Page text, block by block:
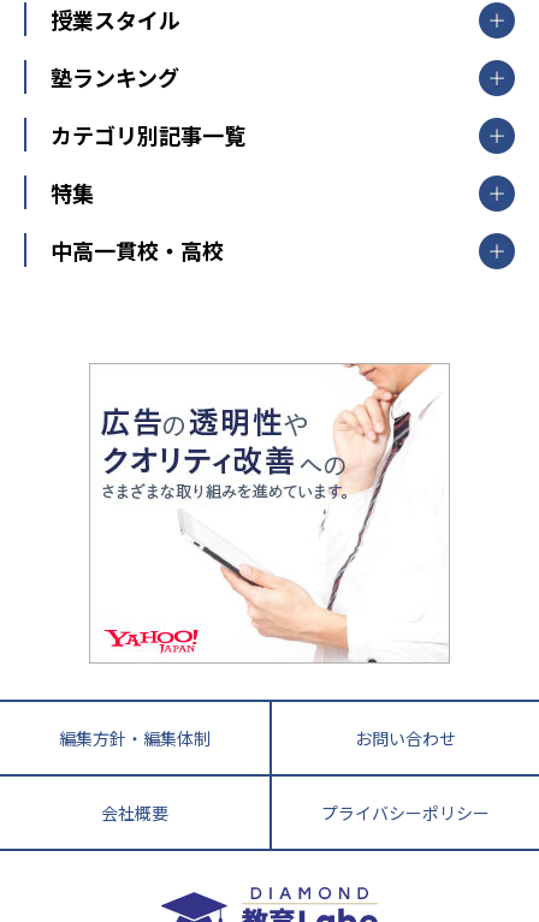
山形県
福島県
関東
東京都
神奈川県
茨城県
栃木県
群馬県
新潟県
中部
愛知県
静岡県
長野県
大阪府
兵庫県 京都府 奈良県
和歌山県
鳥取県
島根県 岡山県 広島県
香川県
高知県
長崎県 熊本県
鹿児島県 沖縄県
【掲載塾一覧を見る】
東京個別指導学院
明光義塾
個別教室のトライ
武田塾
授業スタイル
個別指導
オンライン指導
塾ランキング
中学受験ランキング
カテゴリ別記事一覧
中学受験
大学受験
教育全般
大学受験塾の選び方
中学受験に熱心な市区町村ランキング
小学校受験
家庭教師
特集
開成番長直伝！子どもの受験を成功させる方法
運動と遊びを考える
情報Ⅰ、数学が苦手な人注目！最短距離の学力
アップ法
悩み多き「大学受験」相談室
英語・英会話・英検対策
小学校教師が解説！中学受験のリアル
教育ジャーナリストが徹底解説！ 大学受験の羅
中高一貫校・高校
大学入試改革
ママテクエグザム
進化する中高一貫校・高校
編集方針・編集体制 お問い合わせ
会社概要 プライバシーポリシー